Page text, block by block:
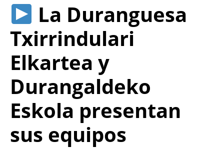
La Duranguesa
Txirrindulari
Elkartea y
Durangaldeko
Eskola presentan
sus equipos